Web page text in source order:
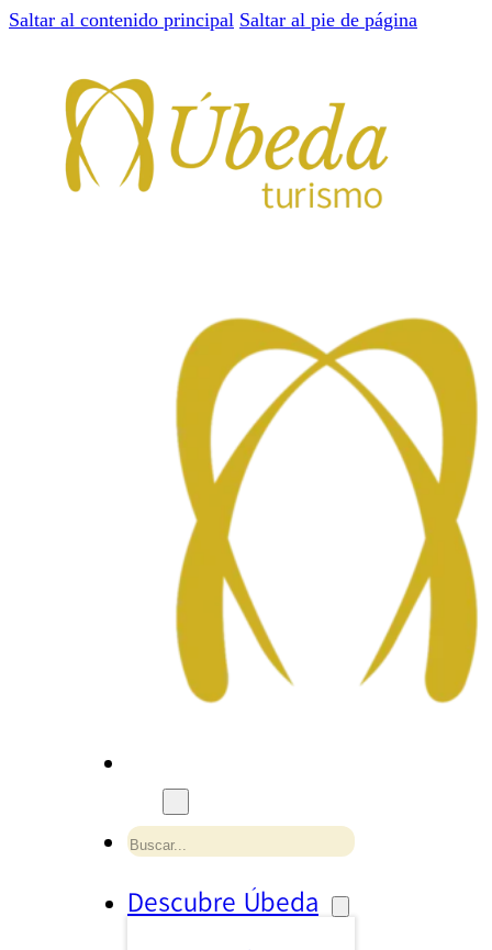
Saltar al contenido principal Saltar al pie de página
Buscar
Descubre Úbeda